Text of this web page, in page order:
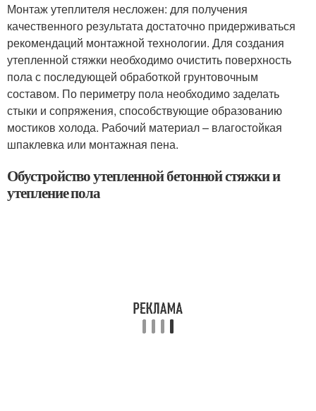
Монтаж утеплителя несложен: для получения
качественного результата достаточно придерживаться
рекомендаций монтажной технологии. Для создания
утепленной стяжки необходимо очистить поверхность
пола с последующей обработкой грунтовочным
составом. По периметру пола необходимо заделать
стыки и сопряжения, способствующие образованию
мостиков холода. Рабочий материал – влагостойкая
шпаклевка или монтажная пена.
Обустройство утепленной бетонной стяжки и
утепление пола